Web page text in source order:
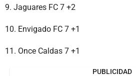
9. Jaguares FC 7 +2
10. Envigado FC 7 +1
11. Once Caldas 7 +1
PUBLICIDAD